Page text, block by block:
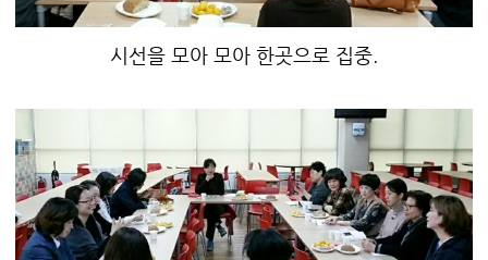
시선을 모아 모아 한곳으로 집중.